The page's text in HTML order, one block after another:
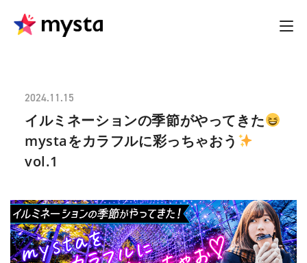
2024.11.15
イルミネーションの季節がやってきた
mystaをカラフルに彩っちゃおう
vol.1